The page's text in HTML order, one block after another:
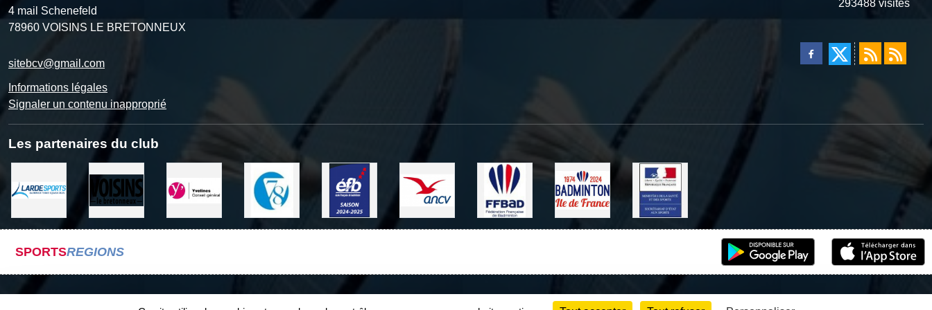
4 mail Schenefeld
78960 VOISINS LE BRETONNEUX
sitebcv@gmail.com
Informations légales
Signaler un contenu inapproprié
293488 visites
Les partenaires du club
SPORTSREGIONS
Gestion des cookies